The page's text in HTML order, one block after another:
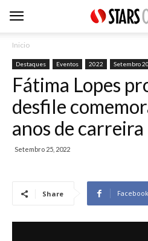
Inicio
Destaques Eventos 2022 Setembro
Fátima Lopes
desfile
anos de carreira
Setembro 25, 2022
Share Facebook